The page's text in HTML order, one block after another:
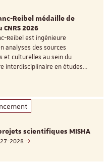
Reibel médaille de
2026
Reibel est ingénieure
analyses des sources
et culturelles au sein du
interdisciplinaire en études…
scientifiques MISHA
2028